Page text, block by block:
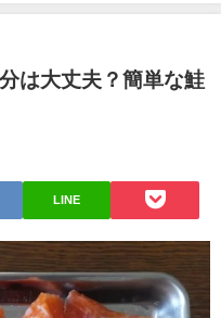
は大丈夫？簡単な鮭
LINE